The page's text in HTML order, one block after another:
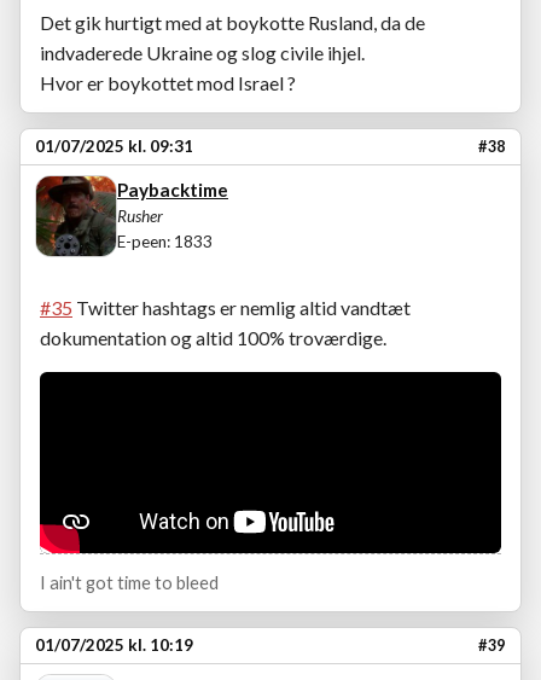
Det gik hurtigt med at boykotte Rusland, da de
indvaderede Ukraine og slog civile ihjel.
Hvor er boykottet mod Israel ?
01/07/2025 kl. 09:31 #38
Paybacktime
Rusher
E-peen: 1833
#35 Twitter hashtags er nemlig altid vandtæt
dokumentation og altid 100% troværdige.
I ain't got time to bleed
01/07/2025 kl. 10:19 #39